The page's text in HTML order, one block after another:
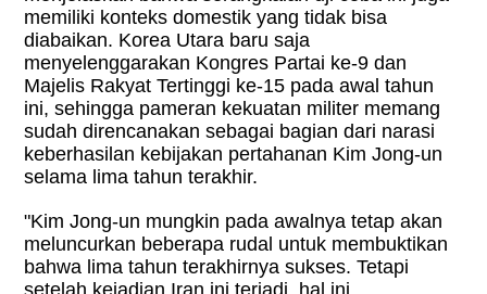
memiliki konteks domestik yang tidak bisa
diabaikan. Korea Utara baru saja
menyelenggarakan Kongres Partai ke-9 dan
Majelis Rakyat Tertinggi ke-15 pada awal tahun
ini, sehingga pameran kekuatan militer memang
sudah direncanakan sebagai bagian dari narasi
keberhasilan kebijakan pertahanan Kim Jong-un
selama lima tahun terakhir.
"Kim Jong-un mungkin pada awalnya tetap akan
meluncurkan beberapa rudal untuk membuktikan
bahwa lima tahun terakhirnya sukses. Tetapi